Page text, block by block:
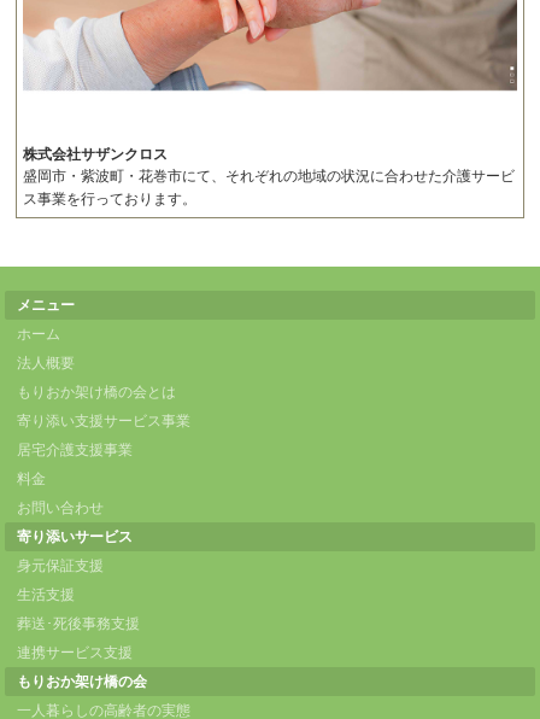
株式会社サザンクロス
盛岡市・紫波町・花巻市にて、それぞれの地域の状況に合わせた介護サービ
ス事業を行っております。
メニュー
ホーム
法人概要
もりおか架け橋の会とは
寄り添い支援サービス事業
居宅介護支援事業
料金
お問い合わせ
寄り添いサービス
身元保証支援
生活支援
葬送･死後事務支援
連携サービス支援
もりおか架け橋の会
一人暮らしの高齢者の実態